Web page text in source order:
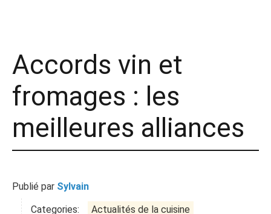
Accords vin et
fromages : les
meilleures alliances
Publié par Sylvain
Categories:
Actualités de la cuisine